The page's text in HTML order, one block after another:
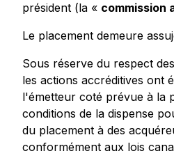
président (la « commission
Le placement demeure
Sous réserve du respect
les actions accréditives ont
l'émetteur coté prévue à la
conditions de la dispense
du placement à des
conformément aux lois